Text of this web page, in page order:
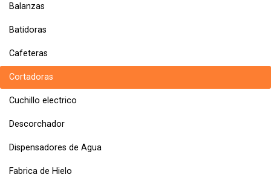
Balanzas
Batidoras
Cafeteras
Cortadoras
Cuchillo electrico
Descorchador
Dispensadores de Agua
Fabrica de Hielo